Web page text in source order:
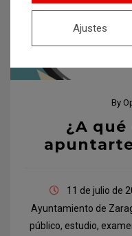
By
¿A qué
11 de julio de
Ayuntamiento de
público, estudio,
Ajustes